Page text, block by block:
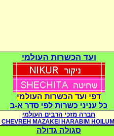
ועד הכשרות העולמי
דפי ועד הכשרות העולמי
כל עניני כשרות לפי סדר א-ב
חברה מזכי הרבים העולמי
CHEVREH MAZAKEI HARABIM HOILUMI
סגולה גדולה